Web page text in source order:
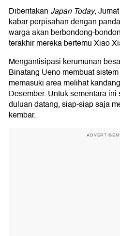
DiberitakanJapan Today,
kabar perpisahan dengan
warga akan berbondong-
terakhir mereka bertemu Xiao
Mengantisipasi kerumunan
Binatang Ueno membuat
memasuki area melihat
Desember. Untuk sementara
duluan datang, siap-siap saja
kembar.